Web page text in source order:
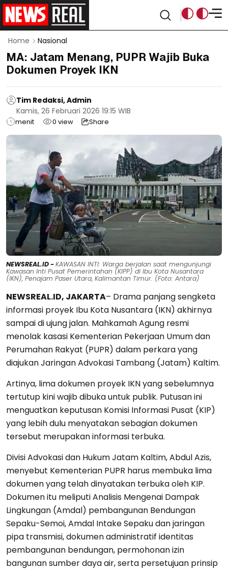
Home Nasional
MA: Jatam Menang, PUPR Wajib Buka
Dokumen Proyek IKN
Tim Redaksi, Admin
Kamis, 26 Februari 2026 19:15 WIB
menit 0 view Share
NEWSREAL.ID -KAWASAN INTI: Warga berjalan saat mengunjungi
Kawasan Inti Pusat Pemerintahan (KIPP) di Ibu Kota Nusantara
(IKN), Penajam Paser Utara, Kalimantan Timur. (Foto: Antara)
NEWSREAL.ID, JAKARTA– Drama panjang sengketa
informasi proyek Ibu Kota Nusantara (IKN) akhirnya
sampai di ujung jalan. Mahkamah Agung resmi
menolak kasasi Kementerian Pekerjaan Umum dan
Perumahan Rakyat (PUPR) dalam perkara yang
diajukan Jaringan Advokasi Tambang (Jatam) Kaltim.
Artinya, lima dokumen proyek IKN yang sebelumnya
tertutup kini wajib dibuka untuk publik. Putusan ini
menguatkan keputusan Komisi Informasi Pusat (KIP)
yang lebih dulu menyatakan sebagian dokumen
tersebut merupakan informasi terbuka.
Divisi Advokasi dan Hukum Jatam Kaltim, Abdul Azis,
menyebut Kementerian PUPR harus membuka lima
dokumen yang telah dinyatakan terbuka oleh KIP.
Dokumen itu meliputi Analisis Mengenai Dampak
Lingkungan (Amdal) pembangunan Bendungan
Sepaku-Semoi, Amdal Intake Sepaku dan jaringan
pipa transmisi, dokumen administratif identitas
pembangunan bendungan, permohonan izin
bangunan sumber daya air, serta persetujuan prinsip